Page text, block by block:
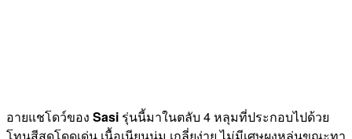
อายแชโดว์ของ Sasi รุ่นนี้มาในตลับ 4 หลุมที่ประกอบไปด้วย
โทนสีสุดโดดเด่น เนื้อเนียนนุ่ม เกลี่ยง่าย ไม่มีเศษผงหล่นขณะทา